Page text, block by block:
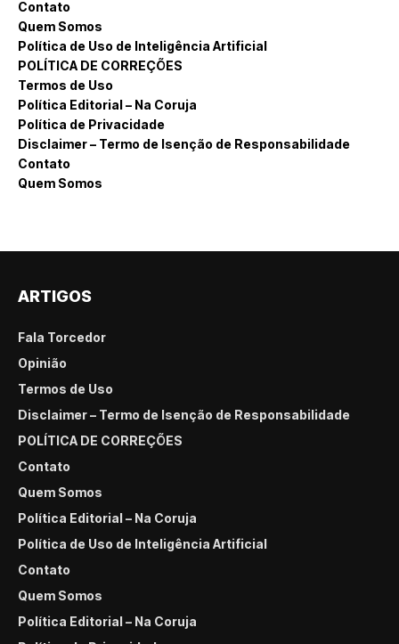
Contato
Quem Somos
Política de Uso de Inteligência Artificial
POLÍTICA DE CORREÇÕES
Termos de Uso
Política Editorial – Na Coruja
Política de Privacidade
Disclaimer – Termo de Isenção de Responsabilidade
Contato
Quem Somos
ARTIGOS
Fala Torcedor
Opinião
Termos de Uso
Disclaimer – Termo de Isenção de Responsabilidade
POLÍTICA DE CORREÇÕES
Contato
Quem Somos
Política Editorial – Na Coruja
Política de Uso de Inteligência Artificial
Contato
Quem Somos
Política Editorial – Na Coruja